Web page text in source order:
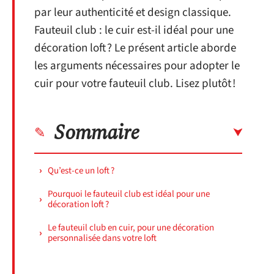
par leur authenticité et design classique.
Fauteuil club : le cuir est-il idéal pour une
décoration loft ? Le présent article aborde
les arguments nécessaires pour adopter le
cuir pour votre fauteuil club. Lisez plutôt !
Sommaire
Qu’est-ce un loft ?
Pourquoi le fauteuil club est idéal pour une
décoration loft ?
Le fauteuil club en cuir, pour une décoration
personnalisée dans votre loft